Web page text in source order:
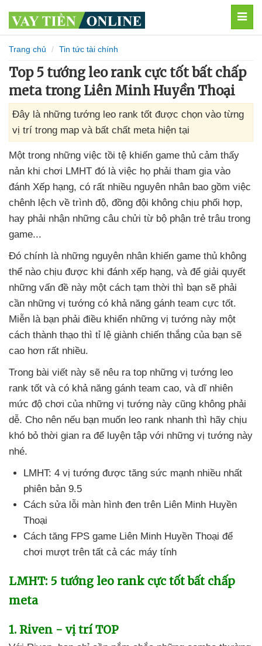
Trang chủ Tin tức tài chính
Top 5 tướng leo rank cực tốt bất chấp
meta trong Liên Minh Huyền Thoại
Đây là những tướng leo rank tốt được chọn vào từng
vị trí trong map và bất chất meta hiện tại
Một trong những việc tồi tệ khiến game thủ cảm thấy
nản khi chơi LMHT đó là việc họ phải tham gia vào
đánh Xếp hạng, có rất nhiều nguyên nhân bao gồm việc
chênh lệch về trình độ, đồng đội không chịu phối hợp,
hay phải nhận những câu chửi từ bộ phận trẻ trâu trong
game...
Đó chính là những nguyên nhân khiến game thủ không
thể nào chịu được khi đánh xếp hạng, và để giải quyết
những vấn đề này một cách tạm thời thì bạn sẽ phải
cần những vị tướng có khả năng gánh team cực tốt.
Miễn là bạn phải điều khiển những vị tướng này một
cách thành thạo thì tỉ lệ giành chiến thắng của bạn sẽ
cao hơn rất nhiều.
Trong bài viết này sẽ nêu ra top những vị tướng leo
rank tốt và có khả năng gánh team cao, và dĩ nhiên
mức độ chơi của những vị tướng này cũng không phải
dễ. Cho nên nếu bạn muốn leo rank nhanh thì hãy chịu
khó bỏ thời gian ra để luyện tập với những vị tướng này
nhé.
LMHT: 4 vị tướng được tăng sức mạnh nhiều nhất
phiên bản 9.5
Cách sửa lỗi màn hình đen trên Liên Minh Huyền
Thoại
Cách tăng FPS game Liên Minh Huyền Thoại để
chơi mượt trên tất cả các máy tính
LMHT: 5 tướng leo rank cực tốt bất chấp
meta
1. Riven - vị trí TOP